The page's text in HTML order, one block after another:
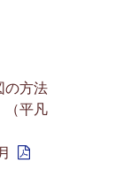
の方法
（平凡